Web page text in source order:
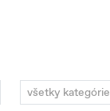
všetky kategórie